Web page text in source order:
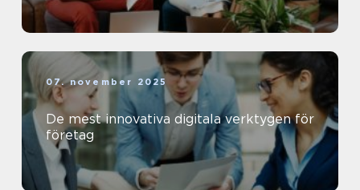
07. november 2025
De mest innovativa digitala verktygen för
företag